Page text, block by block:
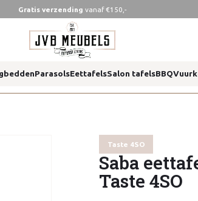
Gratis verzending vanaf €150,-
ParasolsEettafelsSalon tafelsBBQ
Taste 4SO
Saba
Taste 4SO